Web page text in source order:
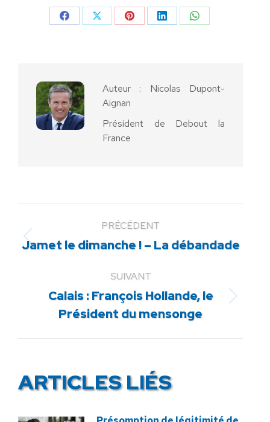
PartagerPartagerPartagerPartagerPartager
Auteur : Nicolas Dupont-
Aignan
Président de Debout la
France
PRÉCÉDENT
Article
:
Jamet le dimanche ! – La débandade
SUIVANT
Article
suivant
Calais : François Hollande, le
Président du mensonge
ARTICLES LIÉS